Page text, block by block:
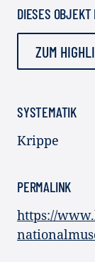
DIESES
ZUM
SYSTEMATIK
Krippe
PERMALINK
https://